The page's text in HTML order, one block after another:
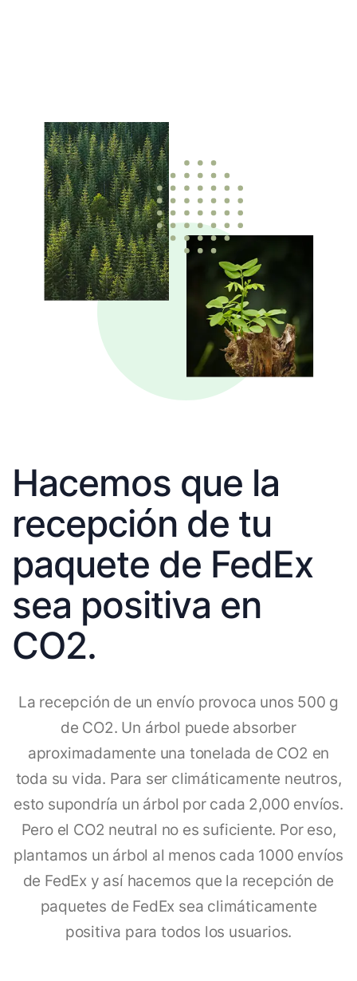
Hacemos que la
recepción de tu
paquete de FedEx
sea positiva en
CO2.
La recepción de un envío provoca unos 500 g
de CO2. Un árbol puede absorber
aproximadamente una tonelada de CO2 en
toda su vida. Para ser climáticamente neutros,
esto supondría un árbol por cada 2,000 envíos.
Pero el CO2 neutral no es suficiente. Por eso,
plantamos un árbol al menos cada 1000 envíos
de FedEx y así hacemos que la recepción de
paquetes de FedEx sea climáticamente
positiva para todos los usuarios.